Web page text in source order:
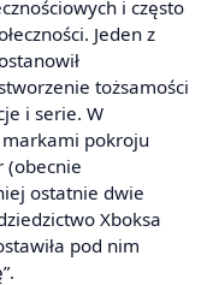
i często
Jeden z
tożsamości
i serie. W
markami pokroju
(obecnie
ostatnie dwie
Xboksa
pod nim